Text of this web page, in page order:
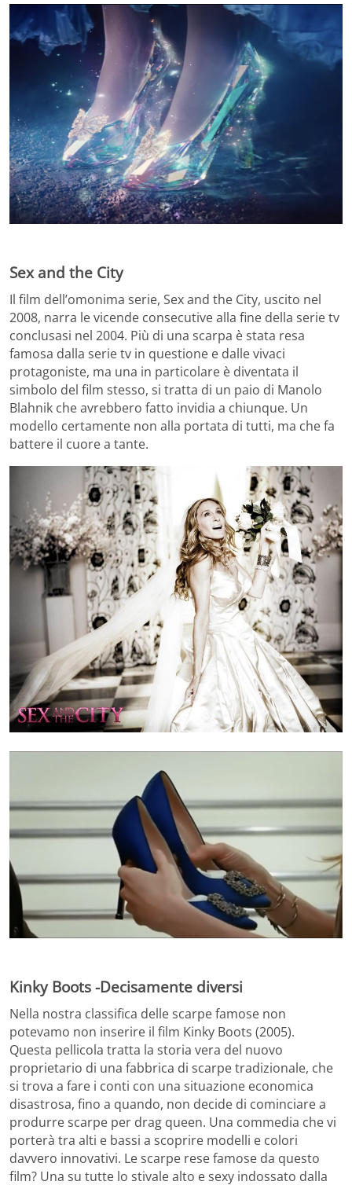
Sex and the City
Il film dell’omonima serie, Sex and the City, uscito nel
2008, narra le vicende consecutive alla fine della serie tv
conclusasi nel 2004. Più di una scarpa è stata resa
famosa dalla serie tv in questione e dalle vivaci
protagoniste, ma una in particolare è diventata il
simbolo del film stesso, si tratta di un paio di Manolo
Blahnik che avrebbero fatto invidia a chiunque. Un
modello certamente non alla portata di tutti, ma che fa
battere il cuore a tante.
Kinky Boots -Decisamente diversi
Nella nostra classifica delle scarpe famose non
potevamo non inserire il film Kinky Boots (2005).
Questa pellicola tratta la storia vera del nuovo
proprietario di una fabbrica di scarpe tradizionale, che
si trova a fare i conti con una situazione economica
disastrosa, fino a quando, non decide di cominciare a
produrre scarpe per drag queen. Una commedia che vi
porterà tra alti e bassi a scoprire modelli e colori
davvero innovativi. Le scarpe rese famose da questo
film? Una su tutte lo stivale alto e sexy indossato dalla